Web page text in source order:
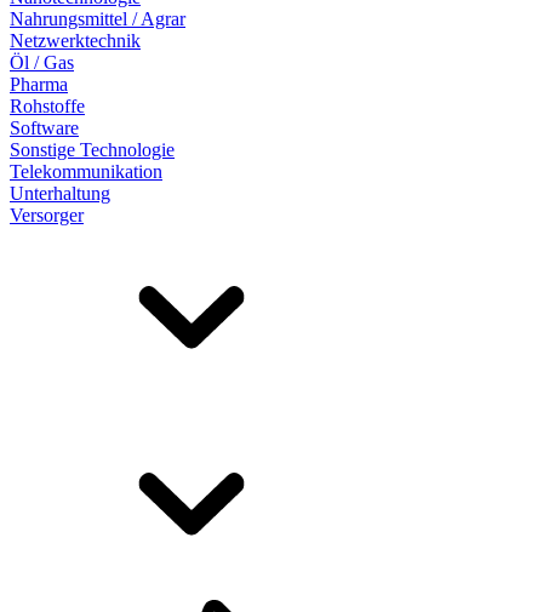
Nahrungsmittel / Agrar
Netzwerktechnik
Öl / Gas
Pharma
Rohstoffe
Software
Sonstige Technologie
Telekommunikation
Unterhaltung
Versorger